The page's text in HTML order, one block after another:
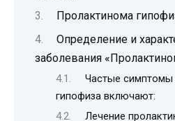
Пролактинома
Определение и
заболевания
Частые
гипофиза включают:
Лечение